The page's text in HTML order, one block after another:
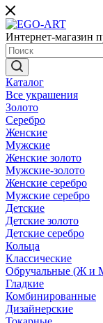
Интернет-магазин
Каталог
Все украшения
Золото
Серебро
Женские
Мужские
Женские золото
Мужские-золото
Женские серебро
Мужские серебро
Детские
Детские золото
Детские серебро
Кольца
Классические
Обручальные (Ж и
Гладкие
Комбинированные
Дизайнерские